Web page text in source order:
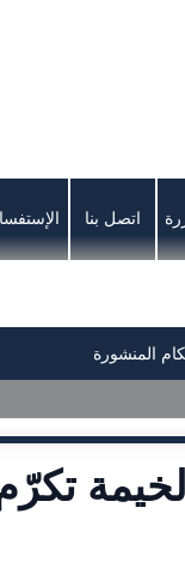
اتصل بنا
المنشورة